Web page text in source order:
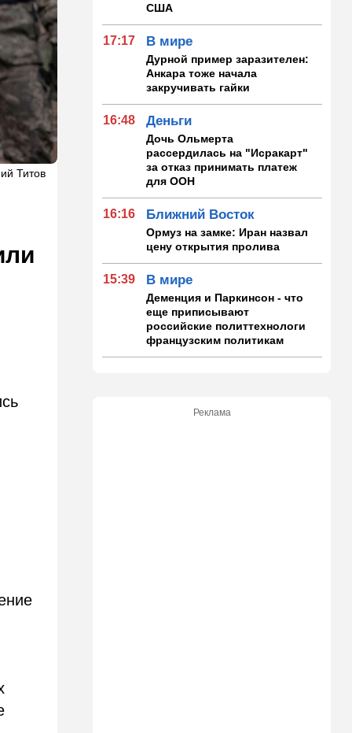
Титов
США
17:17 В мире
Дурной пример заразителен:
Анкара тоже начала
закручивать гайки
16:48 Деньги
Дочь Ольмерта
рассердилась на "Исракарт"
за отказ принимать платеж
для ООН
16:16 Ближний Восток
Ормуз на замке: Иран назвал
цену открытия пролива
15:39 В мире
Деменция и Паркинсон - что
еще приписывают
российские политтехнологи
французским политикам
американский фермер-мем в
Реклама